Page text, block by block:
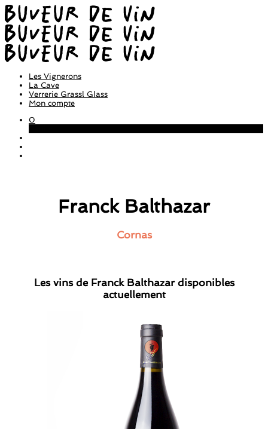
Les Vignerons
La Cave
Verrerie Grassl Glass
Mon compte
0
Franck Balthazar
Cornas
Les vins de Franck Balthazar disponibles
actuellement